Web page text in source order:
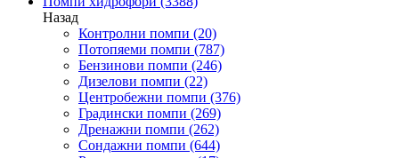
Назад
Контролни помпи (20)
Потопяеми помпи (787)
Бензинови помпи (246)
Дизелови помпи (22)
Центробежни помпи (376)
Градински помпи (269)
Дренажни помпи (262)
Сондажни помпи (644)